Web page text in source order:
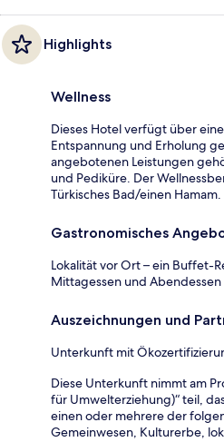
Highlights
Wellness
Dieses Hotel verfügt über
Entspannung und Erholung
angebotenen Leistungen
und Pediküre. Der
Türkisches Bad/einen Hamam.
Gastronomisches
Lokalität vor Ort – ein Buffet-
Mittagessen und
Auszeichnungen und
Unterkunft mit
Diese Unterkunft nimmt am
für Umwelterziehung)“ teil,
einen oder mehrere der
Gemeinwesen, Kulturerbe,